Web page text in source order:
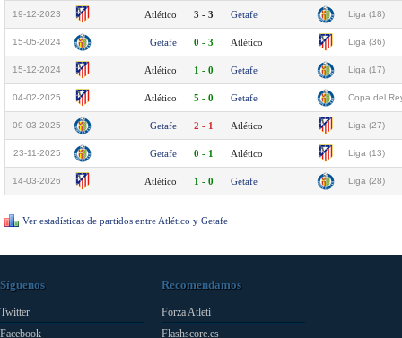
19-12-2023 Atlético 3 - 3 Getafe Liga (18)
15-05-2024 Getafe 0 - 3 Atlético Liga (36)
15-12-2024 Atlético 1 - 0 Getafe Liga (17)
04-02-2025 Atlético 5 - 0 Getafe Copa del
09-03-2025 Getafe 2 - 1 Atlético Liga (27)
23-11-2025 Getafe 0 - 1 Atlético Liga (13)
14-03-2026 Atlético 1 - 0 Getafe Liga (28)
Ver estadísticas de partidos entre Atlético y Getafe
Síguenos
Twitter
Facebook
Recomendamos
Forza Atleti
Flashscore.es